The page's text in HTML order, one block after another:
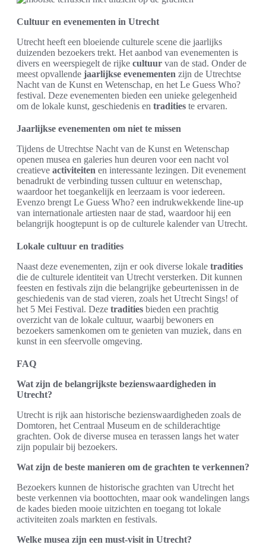
Cultuur en evenementen in Utrecht
Utrecht heeft een bloeiende culturele scene die jaarlijks
duizenden bezoekers trekt. Het aanbod van evenementen is
divers en weerspiegelt de rijke cultuur van de stad. Onder de
meest opvallende jaarlijkse evenementen zijn de Utrechtse
Nacht van de Kunst en Wetenschap, en het Le Guess Who?
festival. Deze evenementen bieden een unieke gelegenheid
om de lokale kunst, geschiedenis en tradities te ervaren.
Jaarlijkse evenementen om niet te missen
Tijdens de Utrechtse Nacht van de Kunst en Wetenschap
openen musea en galeries hun deuren voor een nacht vol
creatieve activiteiten en interessante lezingen. Dit evenement
benadrukt de verbinding tussen cultuur en wetenschap,
waardoor het toegankelijk en leerzaam is voor iedereen.
Evenzo brengt Le Guess Who? een indrukwekkende line-up
van internationale artiesten naar de stad, waardoor hij een
belangrijk hoogtepunt is op de culturele kalender van Utrecht.
Lokale cultuur en tradities
Naast deze evenementen, zijn er ook diverse lokale tradities
die de culturele identiteit van Utrecht versterken. Dit kunnen
feesten en festivals zijn die belangrijke gebeurtenissen in de
geschiedenis van de stad vieren, zoals het Utrecht Sings! of
het 5 Mei Festival. Deze tradities bieden een prachtig
overzicht van de lokale cultuur, waarbij bewoners en
bezoekers samenkomen om te genieten van muziek, dans en
kunst in een sfeervolle omgeving.
FAQ
Wat zijn de belangrijkste bezienswaardigheden in
Utrecht?
Utrecht is rijk aan historische bezienswaardigheden zoals de
Domtoren, het Centraal Museum en de schilderachtige
grachten. Ook de diverse musea en terassen langs het water
zijn populair bij bezoekers.
Wat zijn de beste manieren om de grachten te verkennen?
Bezoekers kunnen de historische grachten van Utrecht het
beste verkennen via boottochten, maar ook wandelingen langs
de kades bieden mooie uitzichten en toegang tot lokale
activiteiten zoals markten en festivals.
Welke musea zijn een must-visit in Utrecht?